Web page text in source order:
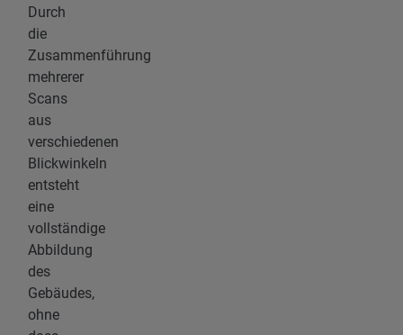
Durch
die
Zusammenführung
mehrerer
Scans
aus
verschiedenen
Blickwinkeln
entsteht
eine
vollständige
Abbildung
des
Gebäudes,
ohne